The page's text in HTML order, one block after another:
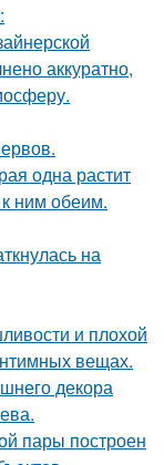
аккуратно,
одна растит
ним обеим.
на
и плохой
вещах.
декора
пары построен